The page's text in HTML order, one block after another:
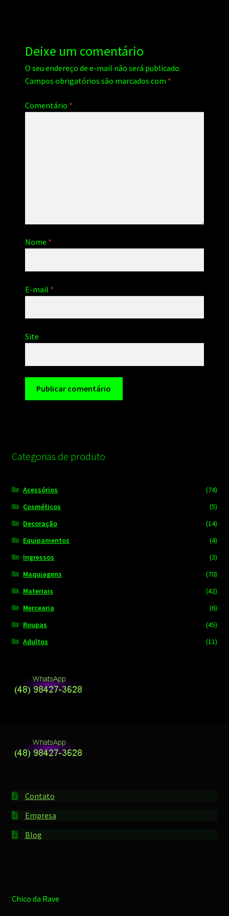
Deixe um comentário
O seu endereço de e-mail não será publicado.
Campos obrigatórios são marcados com *
Comentário *
Nome *
E-mail *
Site
Categorias de produto
Acessórios
(74)
Cosméticos
(5)
Decoração
(14)
Equipamentos
(4)
Ingressos
(3)
Maquiagens
(70)
Materiais
(42)
Mercearia
(6)
Roupas
(45)
Adultos
(11)
Contato
Empresa
Blog
Chico da Rave